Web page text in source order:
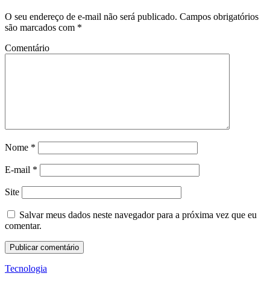
O seu endereço de e-mail não será publicado. Campos obrigatórios
são marcados com *
Comentário
Nome *
E-mail *
Site
Salvar meus dados neste navegador para a próxima vez que eu
comentar.
Tecnologia